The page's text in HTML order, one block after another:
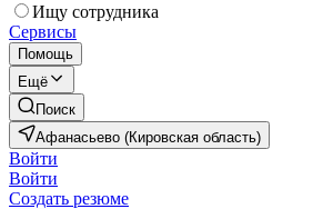
Ищу сотрудника
Сервисы
Помощь
Ещё
Поиск
Афанасьево (Кировская область)
Войти
Войти
Создать резюме